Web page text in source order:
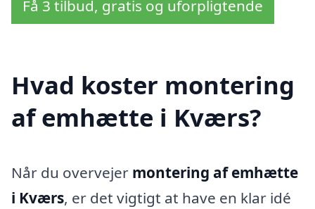
Få 3 tilbud, gratis og uforpligtende
Hvad koster montering
af emhætte i Kværs?
Når du overvejer montering af emhætte
i Kværs, er det vigtigt at have en klar idé